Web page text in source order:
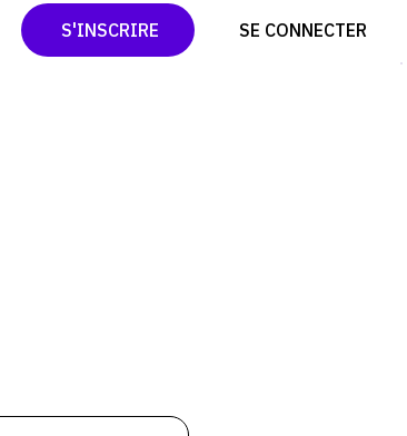
S'INSCRIRE SE CONNECTER
TWITTER
PINTEREST